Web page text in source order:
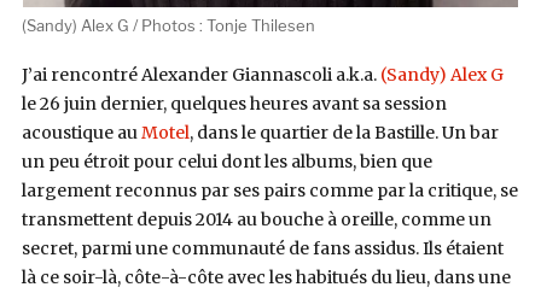
(Sandy) Alex G / Photos : Tonje Thilesen
J’ai rencontré Alexander Giannascoli a.k.a. (Sandy) Alex G
le 26 juin dernier, quelques heures avant sa session
acoustique auMotel, dans le quartier de la Bastille. Un bar
un peu étroit pour celui dont les albums, bien que
largement reconnus par ses pairs comme par la critique, se
transmettent depuis 2014 au bouche à oreille, comme un
secret, parmi une communauté de fans assidus. Ils étaient
là ce soir-là, côte-à-côte avec les habitués du lieu, dans une